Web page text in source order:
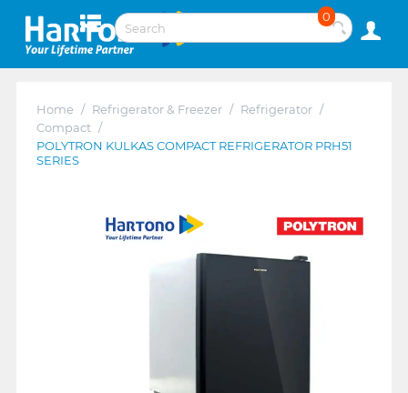
0
Home / Refrigerator & Freezer / Refrigerator /
Compact /
POLYTRON KULKAS COMPACT REFRIGERATOR PRH51
SERIES